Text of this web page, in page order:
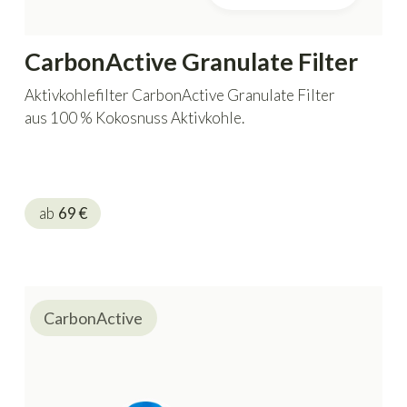
CarbonActive Granulate Filter
Aktivkohlefilter CarbonActive Granulate Filter
aus 100 % Kokosnuss Aktivkohle.
ab 69€
CarbonActive